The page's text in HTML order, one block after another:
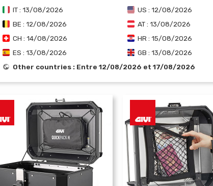
IT : 13/08/2026
US : 12/08/2026
BE : 12/08/2026
AT : 13/08/2026
CH : 14/08/2026
HR : 15/08/2026
ES : 13/08/2026
GB : 13/08/2026
Other countries : Entre 12/08/2026 et 17/08/2026